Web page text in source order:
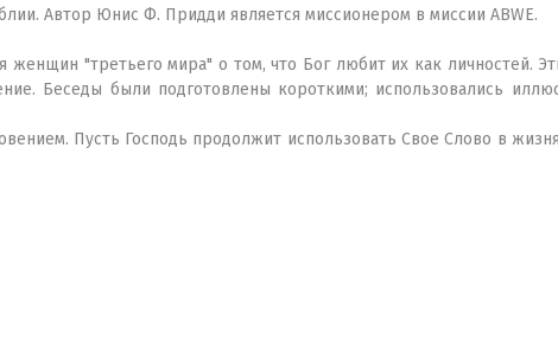
Автор Юнис Ф. Придди является миссионером в миссии ABWE.
"третьего мира" о том, что Бог любит их как личностей.
Беседы были подготовлены короткими; использовались
Пусть Господь продолжит использовать Свое Слово в